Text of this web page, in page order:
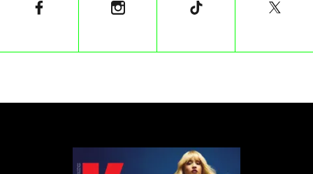
Nieprzypadkowa jest zresztą nazwa pierwszego
na prostocie, co stanowi przyjemny oddech w coraz
płetwiastą deskę rozdzielczą przywodzącą na myśl